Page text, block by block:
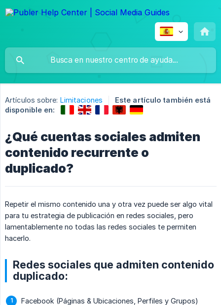
Artículos sobre: Limitaciones
Este artículo también está
disponible en:
¿Qué cuentas sociales admiten
contenido recurrente o
duplicado?
Repetir el mismo contenido una y otra vez puede ser algo vital
para tu estrategia de publicación en redes sociales, pero
lamentablemente no todas las redes sociales te permiten
hacerlo.
Redes sociales que admiten contenido
duplicado:
Facebook (Páginas & Ubicaciones, Perfiles y Grupos)